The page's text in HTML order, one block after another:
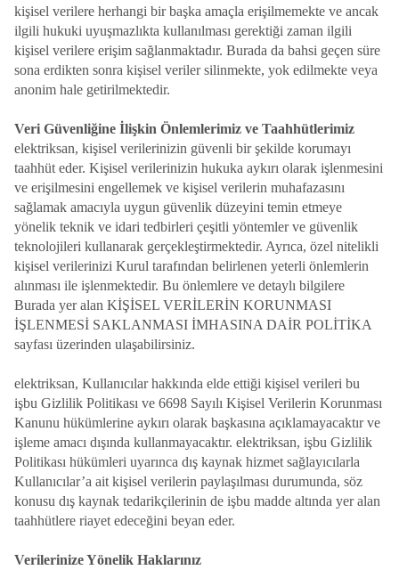
kişisel verilere herhangi bir başka amaçla erişilmemekte ve ancak
ilgili hukuki uyuşmazlıkta kullanılması gerektiği zaman ilgili
kişisel verilere erişim sağlanmaktadır. Burada da bahsi geçen süre
sona erdikten sonra kişisel veriler silinmekte, yok edilmekte veya
anonim hale getirilmektedir.
Veri Güvenliğine İlişkin Önlemlerimiz ve Taahhütlerimiz
elektriksan, kişisel verilerinizin güvenli bir şekilde korumayı
taahhüt eder. Kişisel verilerinizin hukuka aykırı olarak işlenmesini
ve erişilmesini engellemek ve kişisel verilerin muhafazasını
sağlamak amacıyla uygun güvenlik düzeyini temin etmeye
yönelik teknik ve idari tedbirleri çeşitli yöntemler ve güvenlik
teknolojileri kullanarak gerçekleştirmektedir. Ayrıca, özel nitelikli
kişisel verilerinizi Kurul tarafından belirlenen yeterli önlemlerin
alınması ile işlenmektedir. Bu önlemlere ve detaylı bilgilere
Burada yer alan KİŞİSEL VERİLERİN KORUNMASI
İŞLENMESİ SAKLANMASI İMHASINA DAİR POLİTİKA
sayfası üzerinden ulaşabilirsiniz.
elektriksan, Kullanıcılar hakkında elde ettiği kişisel verileri bu
işbu Gizlilik Politikası ve 6698 Sayılı Kişisel Verilerin Korunması
Kanunu hükümlerine aykırı olarak başkasına açıklamayacaktır ve
işleme amacı dışında kullanmayacaktır. elektriksan, işbu Gizlilik
Politikası hükümleri uyarınca dış kaynak hizmet sağlayıcılarla
Kullanıcılar’a ait kişisel verilerin paylaşılması durumunda, söz
konusu dış kaynak tedarikçilerinin de işbu madde altında yer alan
taahhütlere riayet edeceğini beyan eder.
Verilerinize Yönelik Haklarınız